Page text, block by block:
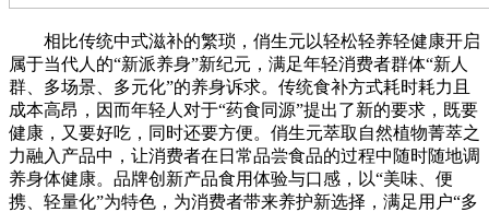
相比传统中式滋补的繁琐，俏生元以轻松轻养轻健康开启
属于当代人的“新派养身”新纪元，满足年轻消费者群体“新人
群、多场景、多元化”的养身诉求。传统食补方式耗时耗力且
成本高昂，因而年轻人对于“药食同源”提出了新的要求，既要
健康，又要好吃，同时还要方便。俏生元萃取自然植物菁萃之
力融入产品中，让消费者在日常品尝食品的过程中随时随地调
养身体健康。品牌创新产品食用体验与口感，以“美味、便
携、轻量化”为特色，为消费者带来养护新选择，满足用户“多